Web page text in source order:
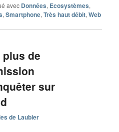
avec Données, Ecosystèmes,
,Smartphone,Très haut débit,Web
plus de
sur
de Laubier